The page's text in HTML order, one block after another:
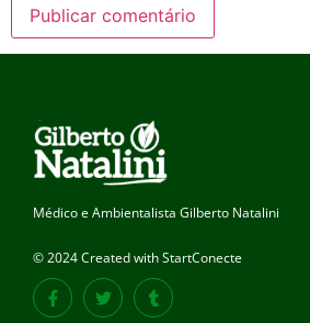
Médico e Ambientalista Gilberto Natalini
© 2024 Created with StartConecte